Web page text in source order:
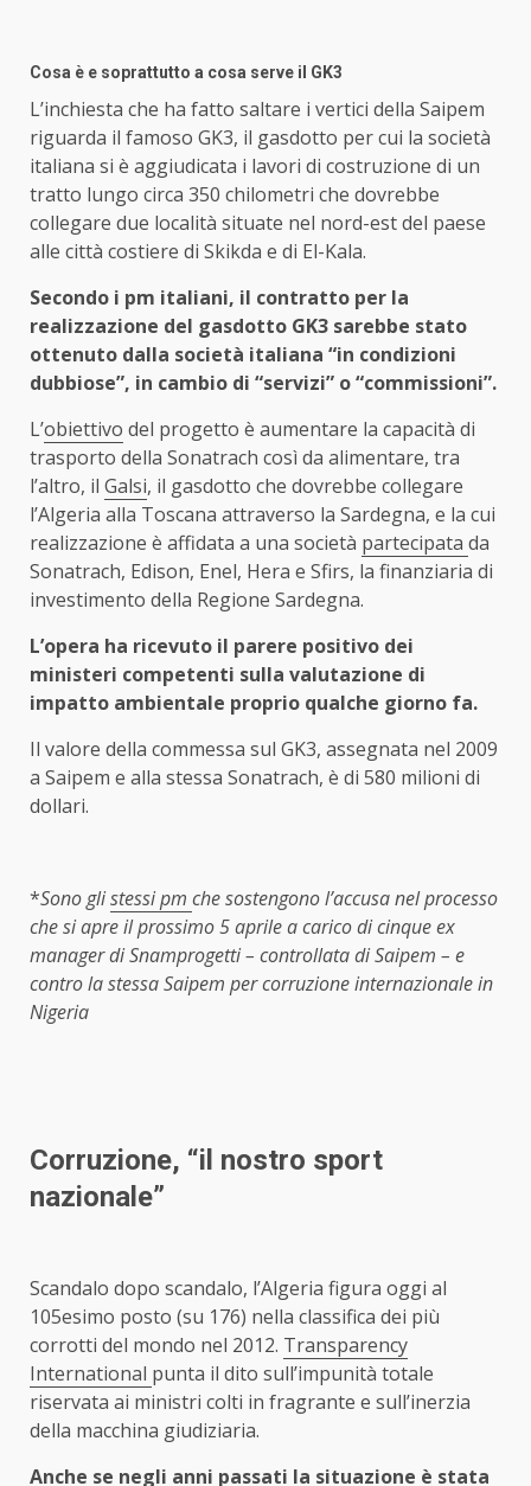
Cosa è e soprattutto a cosa serve il GK3
L’inchiesta che ha fatto saltare i vertici della Saipem
riguarda il famoso GK3, il gasdotto per cui la società
italiana si è aggiudicata i lavori di costruzione di un
tratto lungo circa 350 chilometri che dovrebbe
collegare due località situate nel nord-est del paese
alle città costiere di Skikda e di El-Kala.
Secondo i pm italiani, il contratto per la
realizzazione del gasdotto GK3 sarebbe stato
ottenuto dalla società italiana “in condizioni
dubbiose”, in cambio di “servizi” o “commissioni”.
L’obiettivo del progetto è aumentare la capacità di
trasporto della Sonatrach così da alimentare, tra
l’altro, il Galsi, il gasdotto che dovrebbe collegare
l’Algeria alla Toscana attraverso la Sardegna, e la cui
realizzazione è affidata a una società partecipata da
Sonatrach, Edison, Enel, Hera e Sfirs, la finanziaria di
investimento della Regione Sardegna.
L’opera ha ricevuto il parere positivo dei
ministeri competenti sulla valutazione di
impatto ambientale proprio qualche giorno fa.
Il valore della commessa sul GK3, assegnata nel 2009
a Saipem e alla stessa Sonatrach, è di 580 milioni di
dollari.
*Sono glistessi pm che sostengono l’accusa nel processo
che si apre il prossimo 5 aprile a carico di cinque ex
manager di Snamprogetti – controllata di Saipem – e
contro la stessa Saipem per corruzione internazionale in
Nigeria
Corruzione, “il nostro sport
nazionale”
Scandalo dopo scandalo, l’Algeria figura oggi al
105esimo posto (su 176) nella classifica dei più
corrotti del mondo nel 2012. Transparency
International punta il dito sull’impunità totale
riservata ai ministri colti in fragrante e sull’inerzia
della macchina giudiziaria.
Anche se negli anni passati la situazione è stata